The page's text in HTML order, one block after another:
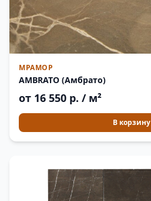
МРАМОР
AMBRATO (Амбрато)
от 16 550 р. / м²
В корзину